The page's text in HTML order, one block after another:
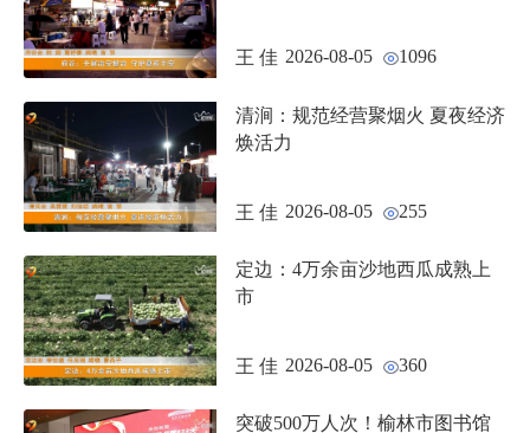
王 佳 2026-08-05 1096
清涧：规范经营聚烟火 夏夜经济
焕活力
王 佳 2026-08-05 255
定边：4万余亩沙地西瓜成熟上
市
王 佳 2026-08-05 360
突破500万人次！榆林市图书馆